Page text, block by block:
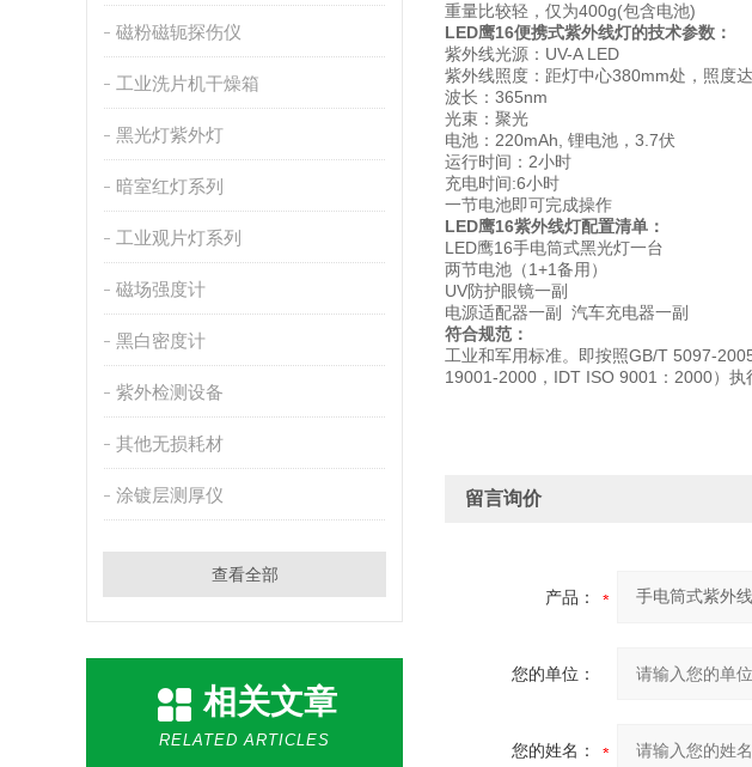
磁粉磁轭探伤仪
工业洗片机干燥箱
黑光灯紫外灯
暗室红灯系列
工业观片灯系列
磁场强度计
黑白密度计
紫外检测设备
其他无损耗材
涂镀层测厚仪
查看全部
相关文章
RELATED ARTICLES
重量比较轻，仅为400g(包含电池)
LED鹰16便携式紫外线灯的技术参数：
紫外线光源：UV-A LED
紫外线照度：距灯中心380mm处，照度
波长：365nm
光束：聚光
电池：220mAh, 锂电池，3.7伏
运行时间：2小时
充电时间:6小时
一节电池即可完成操作
LED鹰16紫外线灯配置清单：
LED鹰16手电筒式黑光灯一台
两节电池（1+1备用）
UV防护眼镜一副
电源适配器一副 汽车充电器一副
符合规范：
工业和军用标准。即按照GB/T 5097-
19001-2000，IDT ISO 9001：2000）执
留言询价
产品：
您的单位：
您的姓名：